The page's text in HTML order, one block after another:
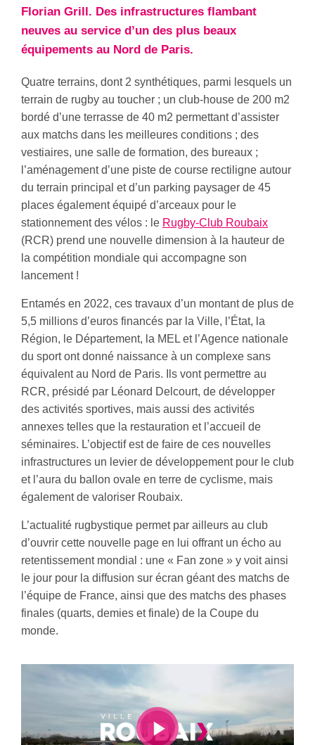
Florian Grill. Des infrastructures flambant
neuves au service d’un des plus beaux
équipements au Nord de Paris.
Quatre terrains, dont 2 synthétiques, parmi lesquels un
terrain de rugby au toucher ; un club-house de 200 m2
bordé d’une terrasse de 40 m2 permettant d’assister
aux matchs dans les meilleures conditions ; des
vestiaires, une salle de formation, des bureaux ;
l’aménagement d’une piste de course rectiligne autour
du terrain principal et d’un parking paysager de 45
places également équipé d’arceaux pour le
stationnement des vélos : le Rugby-Club Roubaix
(RCR) prend une nouvelle dimension à la hauteur de
la compétition mondiale qui accompagne son
lancement !
Entamés en 2022, ces travaux d’un montant de plus de
5,5 millions d’euros financés par la Ville, l’État, la
Région, le Département, la MEL et l’Agence nationale
du sport ont donné naissance à un complexe sans
équivalent au Nord de Paris. Ils vont permettre au
RCR, présidé par Léonard Delcourt, de développer
des activités sportives, mais aussi des activités
annexes telles que la restauration et l’accueil de
séminaires. L’objectif est de faire de ces nouvelles
infrastructures un levier de développement pour le club
et l’aura du ballon ovale en terre de cyclisme, mais
également de valoriser Roubaix.
L’actualité rugbystique permet par ailleurs au club
d’ouvrir cette nouvelle page en lui offrant un écho au
retentissement mondial : une « Fan zone » y voit ainsi
le jour pour la diffusion sur écran géant des matchs de
l’équipe de France, ainsi que des matchs des phases
finales (quarts, demies et finale) de la Coupe du
monde.